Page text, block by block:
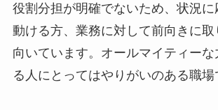
役割分担が明確でないため、状況に
動ける方、業務に対して前向きに
向いています。オールマイティーな
る人にとってはやりがいのある職場